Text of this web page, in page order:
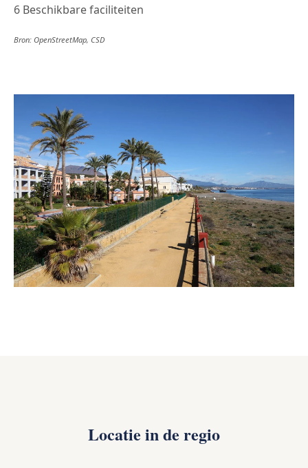
6 Beschikbare faciliteiten
Bron: OpenStreetMap, CSD
Locatie in de regio